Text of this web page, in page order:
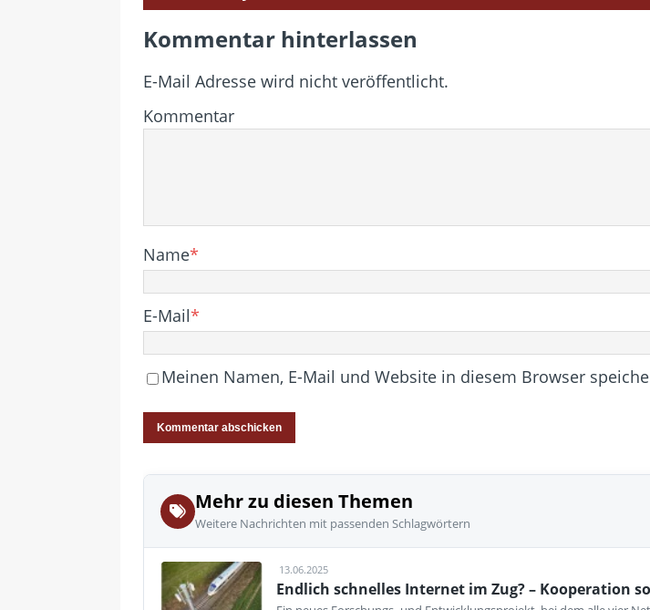
Kommentar hinterlassen
E-Mail Adresse wird nicht veröffentlicht.
Kommentar
Name*
E-Mail*
Meinen Namen, E-Mail und Website in diesem Browser
Mehr zu diesen Themen
Weitere Nachrichten mit passenden Schlagwörtern
13.06.2025
Endlich schnelles Internet im Zug? – Kooperation